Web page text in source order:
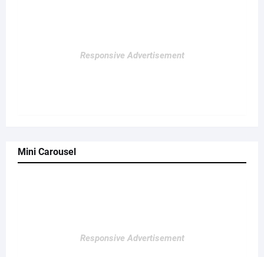
Responsive Advertisement
Mini Carousel
Responsive Advertisement